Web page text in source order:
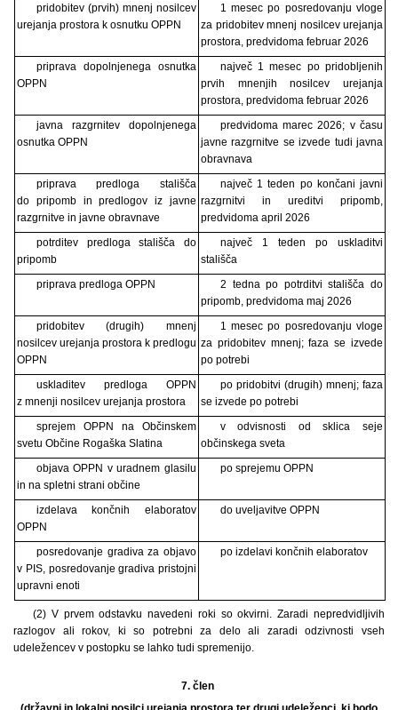
pridobitev (prvih) mnenj nosilcev
urejanja prostora k osnutku OPPN
1 mesec po posredovanju vloge
za pridobitev mnenj nosilcev urejanja
prostora, predvidoma februar 2026
priprava dopolnjenega osnutka
OPPN
največ 1 mesec po pridobljenih
prvih mnenjih nosilcev urejanja
prostora, predvidoma februar 2026
javna razgrnitev dopolnjenega
osnutka OPPN
predvidoma marec 2026; v času
javne razgrnitve se izvede tudi javna
obravnava
priprava predloga stališča
do pripomb in predlogov iz javne
razgrnitve in javne obravnave
največ 1 teden po končani javni
razgrnitvi in ureditvi pripomb,
predvidoma april 2026
potrditev predloga stališča do
pripomb
največ 1 teden po uskladitvi
stališča
priprava predloga OPPN
2 tedna po potrditvi stališča do
pripomb, predvidoma maj 2026
pridobitev (drugih) mnenj
nosilcev urejanja prostora k predlogu
OPPN
1 mesec po posredovanju vloge
za pridobitev mnenj; faza se izvede
po potrebi
uskladitev predloga OPPN
z mnenji nosilcev urejanja prostora
po pridobitvi (drugih) mnenj; faza
se izvede po potrebi
sprejem OPPN na Občinskem
svetu Občine Rogaška Slatina
v odvisnosti od sklica seje
občinskega sveta
objava OPPN v uradnem glasilu
in na spletni strani občine
po sprejemu OPPN
izdelava končnih elaboratov
OPPN
do uveljavitve OPPN
posredovanje gradiva za objavo
v PIS, posredovanje gradiva pristojni
upravni enoti
po izdelavi končnih elaboratov
(2) V prvem odstavku navedeni roki so okvirni. Zaradi nepredvidljivih
razlogov ali rokov, ki so potrebni za delo ali zaradi odzivnosti vseh
udeležencev v postopku se lahko tudi spremenijo.
7. člen